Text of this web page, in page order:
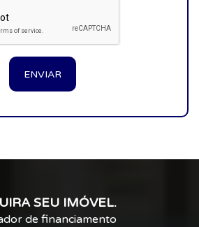
ENVIAR
SEU IMÓVEL.
de financiamento